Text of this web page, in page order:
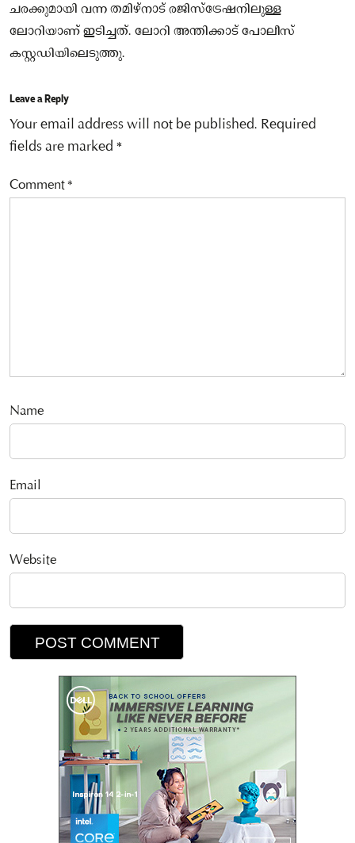
ചരക്കുമായി വന്ന തമിഴ്‌നാട് രജിസ്ട്രേഷനിലുള്ള
ലോറിയാണ് ഇടിച്ചത്. ലോറി അന്തിക്കാട് പോലീസ്
കസ്റ്റഡിയിലെടുത്തു.
Leave a Reply
Your email address will not be published. Required
fields are marked *
Comment*
Name
Email
Website